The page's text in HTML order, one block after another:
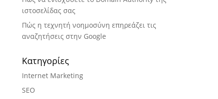
ιστοσελίδας σας
Πώς η τεχνητή νοημοσύνη επηρεάζει τις
αναζητήσεις στην Google
Kατηγορίες
Internet Marketing
SEO